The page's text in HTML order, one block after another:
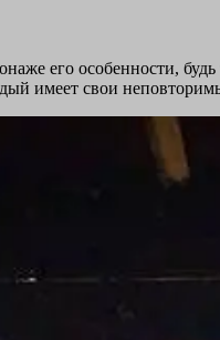
его особенности,
имеет свои